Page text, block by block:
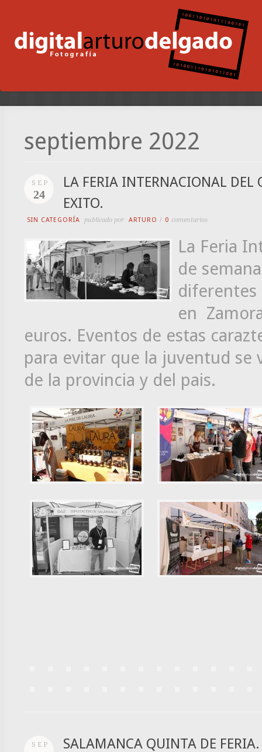
septiembre 2022
SEP
24
LA FERIA INTERNACIONAL DEL
EXITO.
SIN CATEGORÍA publicado por ARTURO / 0 comentarios
La Feria
de
diferentes
en
euros. Eventos de estas
para evitar que la juventud se
de la provincia y del pais.
SEP
SALAMANCA QUINTA DE